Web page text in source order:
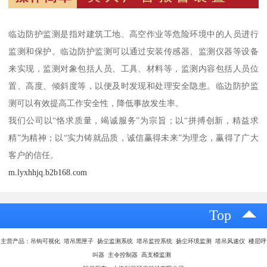
临边防护监测是指对建筑工地、高空作业等危险环境中的人员进行
监测和保护。临边防护监测可以通过安装传感器、监测仪器等设备
来实现，监测对象包括人员、工具、材料等，监测内容包括人员位
置、高度、倾斜度等，以便及时发现和处理安全隐患。临边防护监
测可以有效提高工作安全性，降低事故发生率。
我们公司以“恪求质量，竭诚服务”为宗旨；以“拼搏创新，精益求
精”为精神；以“实力铸就品质，诚信赢得未来”为理念，赢得了广大
客户的信任。
m.lyxhhjq.b2b168.com
Top
主营产品：吊钩可视化 塔吊黑匣子 扬尘监测系统 塔吊监控系统 扬尘环境监测 塔吊风速仪 楼层呼
叫器 主令控制器 高支模监测